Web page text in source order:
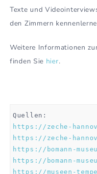
Texte und
den Zimmern
Weitere Informationen
finden Sie hier.
https://zeche-
https://zeche-
https://bomann-
https://bomann-
https://museen-